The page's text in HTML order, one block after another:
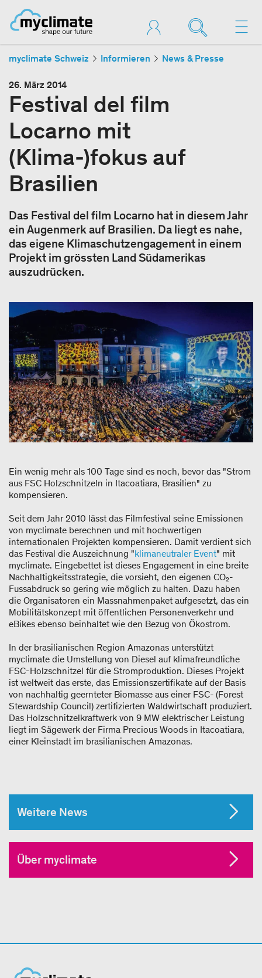
myclimate Schweiz Informieren News & Presse
26. März 2014
Festival del film
Locarno mit
(Klima-)fokus auf
Brasilien
Das Festival del film Locarno hat in diesem Jahr
ein Augenmerk auf Brasilien. Da liegt es nahe,
das eigene Klimaschutzengagement in einem
Projekt im grössten Land Südamerikas
auszudrücken.
Ein wenig mehr als 100 Tage sind es noch, bevor das "Strom
aus FSC Holzschnitzeln in Itacoatiara, Brasilien" zu
kompensieren.
Seit dem Jahr 2010 lässt das Filmfestival seine Emissionen
von myclimate berechnen und mit hochwertigen
internationalen Projekten kompensieren. Damit verdient sich
das Festival die Auszeichnung "klimaneutraler Event" mit
myclimate. Eingebettet ist dieses Engagement in eine breite
Nachhaltigkeitsstrategie, die vorsieht, den eigenen CO₂-
Fussabdruck so gering wie möglich zu halten. Dazu haben
die Organisatoren ein Massnahmenpaket aufgesetzt, das ein
Mobilitätskonzept mit öffentlichen Personenverkehr und
eBikes ebenso beinhaltet wie den Bezug von Ökostrom.
In der brasilianischen Region Amazonas unterstützt
myclimate die Umstellung von Diesel auf klimafreundliche
FSC-Holzschnitzel für die Stromproduktion. Dieses Projekt
ist weltweit das erste, das Emissionszertifikate auf der Basis
von nachhaltig geernteter Biomasse aus einer FSC- (Forest
Stewardship Council) zertifizierten Waldwirtschaft produziert.
Das Holzschnitzelkraftwerk von 9 MW elektrischer Leistung
liegt im Sägewerk der Firma Precious Woods in Itacoatiara,
einer Kleinstadt im brasilianischen Amazonas.
Weitere News
Über myclimate